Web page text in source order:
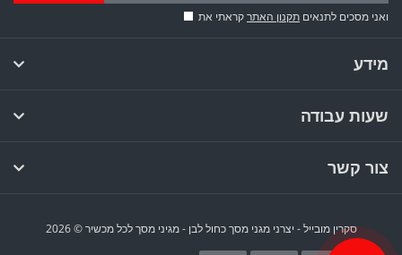
ואני מסכים לתנאים תקנון האתרקראתי את
מידע
שעות עבודה
צור קשר
סקרין מובייל - יצרני מגני מסך כחול לבן - מגיני מסך לכל מכשיר © 2026